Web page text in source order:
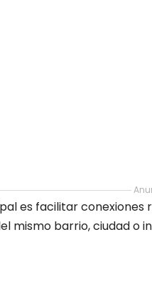
es facilitar conexiones
mismo barrio, ciudad o